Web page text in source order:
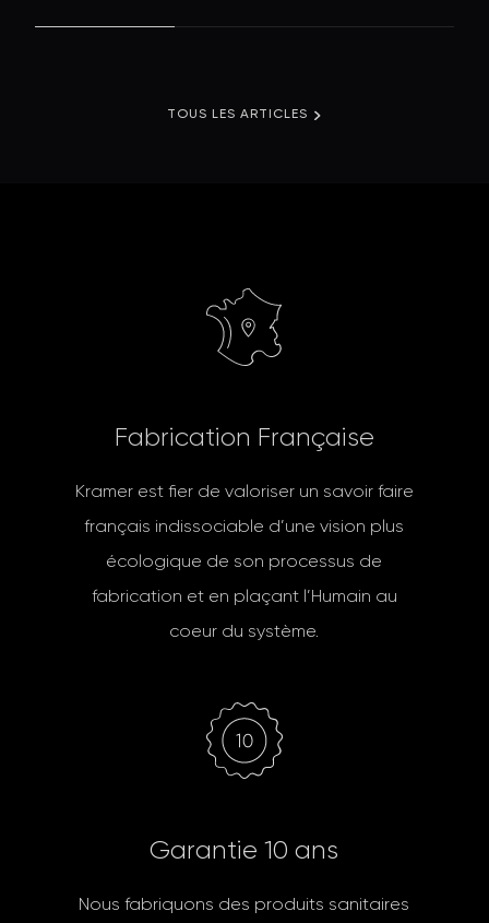
TOUS LES ARTICLES
Fa brication Française
Kramer est fier de valoriser un savoir faire
français indissociable d’une vision plus
écologique de son processus de
fabrication et en plaçant l’Humain au
coeur du système.
Garantie 10 ans
Nous fabriquons des produits sanitaires